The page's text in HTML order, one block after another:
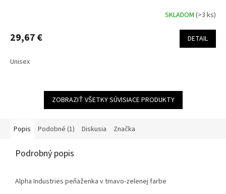
SKLADOM (>3 ks)
29,67 € DETAIL
Unisex
ZOBRAZIŤ VŠETKY SÚVISIACE PRODUKTY
Popis Podobné (1) Diskusia Značka
Podrobný popis
Alpha Industries peňaženka v tmavo-zelenej farbe